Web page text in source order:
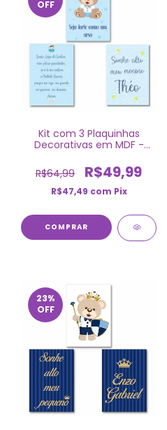
OFF
Kit com 3 Plaquinhas
Decorativas em MDF -
R$64,99
R$49,99
R$47,49 com Pix
COMPRAR
23%
OFF